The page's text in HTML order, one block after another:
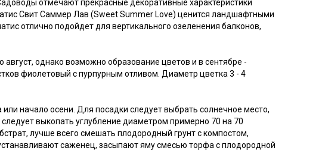
отмечают прекрасные декоративные характеристики
Свит Саммер Лав (Sweet Summer Love) ценится ландшафтными
отлично подойдет для вертикального озеленения балконов,
однако возможно образование цветов и в сентябре -
фиолетовый с пурпурным отливом. Диаметр цветка 3 - 4
начало осени. Для посадки следует выбрать солнечное место,
выкопать углубление диаметром примерно 70 на 70
лучше всего смешать плодородный грунт с компостом,
саженец, засыпают яму смесью торфа с плодородной